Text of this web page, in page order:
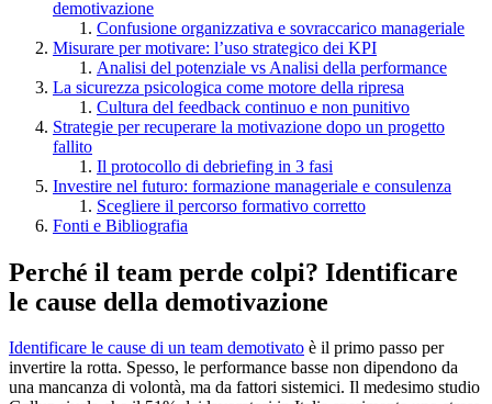
demotivazione
Confusione organizzativa e sovraccarico manageriale
Misurare per motivare: l’uso strategico dei KPI
Analisi del potenziale vs Analisi della performance
La sicurezza psicologica come motore della ripresa
Cultura del feedback continuo e non punitivo
Strategie per recuperare la motivazione dopo un progetto
fallito
Il protocollo di debriefing in 3 fasi
Investire nel futuro: formazione manageriale e consulenza
Scegliere il percorso formativo corretto
Fonti e Bibliografia
Perché il team perde colpi? Identificare
le cause della demotivazione
Identificare le cause di un team demotivato è il primo passo per
invertire la rotta. Spesso, le performance basse non dipendono da
una mancanza di volontà, ma da fattori sistemici. Il medesimo studio